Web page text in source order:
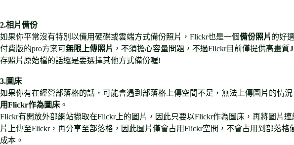
2.相片備份
如果你平常沒有特別以備用硬碟或雲端方式備份照片，Flickr也是一個備份照片 的好
付費版的pro方案可無限上傳照片 ，不須擔心容量問題，不過Flickr目前僅提供高畫質
存照片原始檔的話還是要選擇其他方式備份喔!
3.圖床
如果你有在經營部落格的話，可能會遇到部落格上傳空間不足，無法上傳圖片的情
用Flickr作為圖床 。
Flickr有開放外部網站擷取在Flickr上的圖片，因此只要以Flickr作為圖床，再將圖片
片上傳至Flickr，再分享至部落格，因此圖片僅會占用Flickr空間，不會占用到部落
成本。